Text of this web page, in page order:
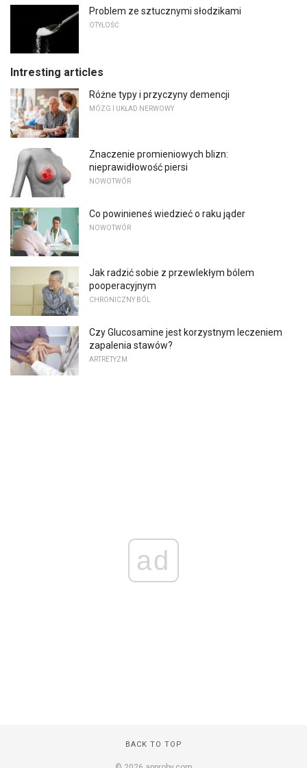
Problem ze sztucznymi słodzikami
OTYŁOŚĆ
Intresting articles
Różne typy i przyczyny demencji
MÓZG I UKŁAD NERWOWY
Znaczenie promieniowych blizn:
nieprawidłowość piersi
NOWOTWÓR
Co powinieneś wiedzieć o raku jąder
NOWOTWÓR
Jak radzić sobie z przewlekłym bólem
pooperacyjnym
CHRONICZNY BÓL
Czy Glucosamine jest korzystnym leczeniem
zapalenia stawów?
ARTRETYZM
ad
BACK TO TOP